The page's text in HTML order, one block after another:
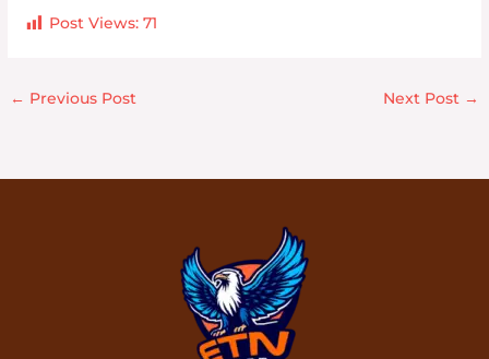
Post Views: 71
← Previous Post Next Post →